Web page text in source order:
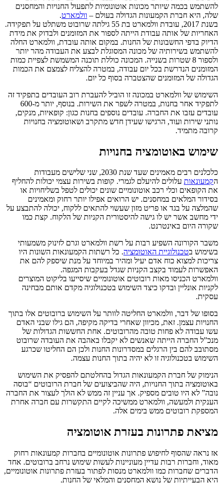
להשתמש בכמה שיותר מכונות אוטונומיות לתפעול החנויות והמחסנים
שלה, היא חברת הקמעונות הגדולה בעולם – וולמארט.
בשנת 2017, עובדת וולמארט בת 55 גילתה שרובוט משתלט על תפקידה.
האחריות של אותה עבודת הייתה לספור את המזומנים ולבדוק את מידת
הדיוק בדפי החשבונות של החנות. במקום אותה עובדת, וולמארט החלה
להשתמש בשירותיה של מכונה המסוגלת לבצע את העבודה מהר יותר
ולספור 8 שטרות בשנייה. המכונה כוללת תוכנה המשמשת לצפיית כמות
המזומנים הנדרשת בכל יום עבודה, במטרה להצליח לצמצם את הכמות
הגדולה של המזומנים שהצטברה בסוף כל יום.
השימוש של וולמארט במכונה זו הוביל להעברת רוב העובדים בתפקיד זה
לתפקיד אחר בחנות, במטרה לשפר את השירות. בנוסף, יותר מ-600
עובדים עזבו את החברה. עובדים נוספים בחנות כגון: קופאיות, מנקים,
נותני שירות ועוד, הרגישו שעידן חדש מתקרב ושאוטומציה בחנויות
קרובה מתמיד.
שימוש באוטומציה בחנויות
כלכלנים רבים מאמינים שעד שנת 2030, שני שלישים מעבודות
הקמעונאות עלולים להיעלם לגמרי. קופות בשירות עצמי יכולות להחליף
את הקופאים וכלי רכב אוטונומיים שונים יכולים לטפל בשליחויות או
בסידור המלאים במחסנים. יש הרואים אפילו יותר רחוק ומאמינים
שהמלצה על בגד או פריט מזון שעשוי להתאים ללקוח, יכולה להתבצע על
ידי מחשב אשר יש לו גישה להיסטורית הקניות של הלקוח. קצת כמו
שקורה היום באינטרנט.
משבר הקורונה השפיע רבות על רשת וולמארט וגרם לזינוק משמעותי
בשימוש בטכנולוגיית האוטומציה. כל רשתות הקמעונאות השונות היו
צריכות למצוא כוח אדם יעיל ומהיר במיוחד על מנת שיספק להם את
האפשרות לעמוד בקצב הקניות שגדל בעקבות המגפה.
וולמארט הכניסו מאות רובוטים אוטונומיים שיסייעו בליקוט המוצרים
לקניות אונליין ובדקו כיצד השימוש בטכנולוגיה מקדם אותם מבחינה
עסקית.
בסופו של דבר, וולמארט החליטה לוותר על השימוש ברובוטים אלו בתוך
החנויות עצמן. זאת, מכיוון שאחרי בדיקה מקיפה, הם גילו שבני האדם
עשו עבודה לא פחות טובה מהרובוטים. אחת החששות הגדולות של
מנכ”ל החברה הייתה שאנשים לא יקבלו באהבה את העובדה שרובוט
מסתובב להם בין הרגלים במסדרונות החנות ולכן הם החליטו שכרגע
השימוש בטכנולוגיה זו לא יהיה בתוך החנות עצמה.
הנימוק של חברת הקמעונאות הגדול בהחלטתם להפסיק את השימוש
באוטומציה בתוך החנויות, היה שהביצועים של חברת הרובוטים “בוסה
נובה” לא היו טובים מספיק. אך עניין זה ממש לא הולך לעצור את החברה
הענקית ולמעשה, וולמארט ממשיכה לקיים התקשרות עם חברה אחרת
המספקת רובוטים ממש בימים אלה.
מציאת פתרונות בעזרת אוטומציה
אז נראה שהסוף לחיפוש פתרונות אוטונומיים בחברות קמעונאות רחוק
מאוד, וחברות רבות עדיין מעוניינות לעשות שימוש נרחב ברובוטים. אחד
הדברים שחברות כמו וולמארט מנסות לפתור בעזרת פתרונות אוטונומיים,
היא הבעייתיות של נושא המחסנים והמלאי של החנות.